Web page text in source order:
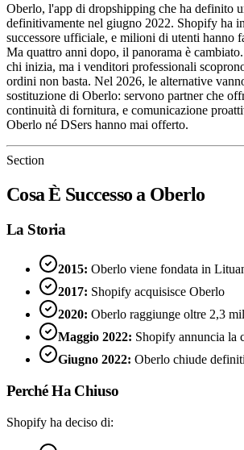
Oberlo, l'app di dropshipping che ha definito
definitivamente nel giugno 2022. Shopify ha
successore ufficiale, e milioni di utenti hanno
Ma quattro anni dopo, il panorama è
chi inizia, ma i venditori professionali
ordini non basta. Nel 2026, le alternative
sostituzione di Oberlo: servono partner che
continuità di fornitura, e comunicazione
Oberlo né DSers hanno mai offerto.
Section
Cosa È Successo a Oberlo
La Storia
2015: Oberlo viene fondata in
2017: Shopify acquisisce Oberlo
2020: Oberlo raggiunge oltre 2,3
Maggio 2022: Shopify annuncia la
Giugno 2022: Oberlo chiude
Perché Ha Chiuso
Shopify ha deciso di: